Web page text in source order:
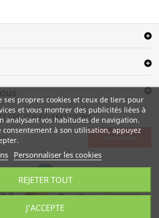
D'INFORMATIONS
ses propres cookies et ceux de tiers pour
et vous montrer des publicités liées à
analysant vos habitudes de navigation.
consentement à son utilisation, appuyez
Personnaliser les cookies
REJETER TOUT
J'ACCEPTE